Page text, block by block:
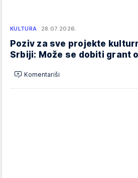
KULTURA 28.07.2026.
Poziv za sve projekte
Srbiji: Može se dobiti grant
Komentariši